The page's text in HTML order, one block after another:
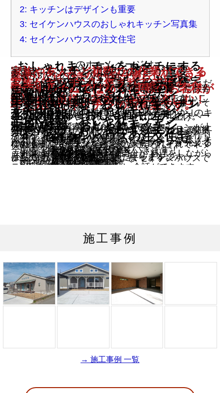
2: キッチンはデザインも重要
3: セイケンハウスのおしゃれキッチン写真集
4: セイケンハウスの注文住宅
このホームページは
おしゃれキッチンをカタチにする
フル･カスタム･メイドの注文住宅
１、キッチンは使い勝手が重要
家族や友人など複数での作業ができる
使いやすさにこだわったキッチン｡
家を建てて､一番やってみたいこと｡
それがホームパーティ｡
そんな時に活躍するのが｢キッチン｣なんです｡
友人や家族と一緒に料理する時に重要なのが､
複数人で作業できるような使いやすさ｡
例えば､娘さんと二人で料理ができるような 広々キ
ッチン｡対面式のキッチンは自分が 料理をしながら
テレビを見たり､家族や友人と 会話ができます｡
建売りにはできない 自分達らしいキッチ
ン｡
家族が3人なのか､5人なのか？
親戚が多い家なのか？
それぞれの家でキッチンの使い方は異なります｡
子供会の集まりや､サッカーチームの打ち上げ｡
旦那さんの趣味の仲間が集う時､夫婦2人のため､奥
様のホームパーティなど､その家族それぞれでキッ
チンの使い勝手が違うからこそ､セイケンハウスで
２、キッチンはデザインも重要
家族がキッチンに集まれるデザイン｡
料理する奥様が家族と会話を楽しむ！
おしゃれに料理をすると言っても､毎日のことだ
からテンションを上げていかなきゃならないこ
ともある｡そんな時に｢かっこいいデザイン｣のキ
ッチンなら､料理や片付けのモチベーションが上
がります！また､リビングからキッチンが見える
からこそ､デザインは重要になります｡
３、セイケンハウスの
おしゃれキッチン写真集
モデルルームではなく､実際のお客様が
考え抜いたキッチンの写真集です｡
ここでは､セイケンハウスで実際に家を建てたお客
様が考え抜いたキッチンの写真をご紹介します｡そ
のご家族に合わせて､私たちはオリジナルのスペー
スや収納､デザインなどを細かく打ち合わせて納得
のいくまでキッチンを考えていきます｡イメージで
はなく､リアルな要望でできたキッチンです｡
宗像M様邸 おしゃれキッチン
宇美I様邸 おしゃれキッチン
宇美中央Y様邸 おしゃれキッチン
宇美H様邸 おしゃれキッチン
北九州I様邸 おしゃれキッチン
志免K様邸 おしゃれキッチン
志免M様邸 おしゃれキッチン
須恵Y様邸 おしゃれキッチン
４、セイケンハウスの注文住宅
キッチンはもちろん､セイケンハウスでは家作り
全てをアナタの要望で作っていきます！
基礎工事
ホームメイキャップ塗装
2階から落としても割れない程の強度｡基
礎工事の｢ホームメイキャップ塗装｣を採
用｡外観の美観を整えるだけでなく､コン
クリートの中性化を実現｡地震などの外
耐力面材
ハイベストウッド
壁倍率4.0の高耐震･高耐久｡面材工法によ
り､壁面全体で地震力．風圧力を受け止
め､バランスよく分散し､軸組の接合部へ
アイシネン
高気密高断熱
極寒や酷暑など日本以上の高温多湿地域
で比類の無い性能を実証した高機密高断
熱アイシネンを採用｡わずかな隙間もシャ
開放感あふれる
吹き抜けと勾配天井
杉材をふんだん使用した吹き抜けの勾配
天井｡白壁には卓越した健康機能を実現
シロアリに強い
選び抜いた｢飫肥杉｣など無垢杉材を使用｡
杉材が持つ｢やわらかさ｣と｢温かみ｣など､
広々とした
“マニルカラ”という､水中でも使用できる
施工事例
→ 施工事例 一覧